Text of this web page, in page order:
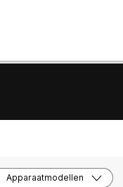
Apparaatmodellen